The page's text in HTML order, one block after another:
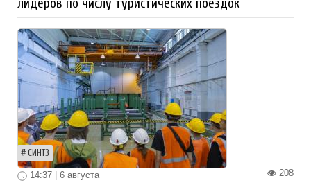
лидеров по числу туристических поездок
СИНТЗ
208
14:37 | 6 августа